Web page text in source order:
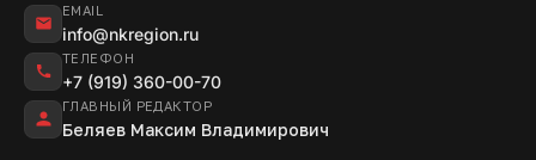
EMAIL
info@nkregion.ru
ТЕЛЕФОН
+7 (919) 360-00-70
ГЛАВНЫЙ РЕДАКТОР
Беляев Максим Владимирович